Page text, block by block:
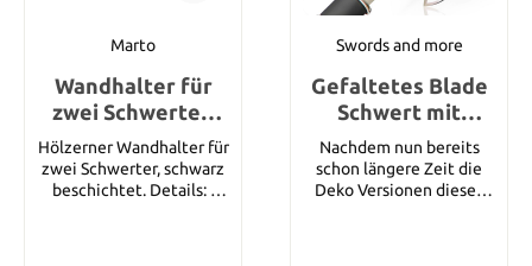
Gesamtlänge: 177 cm
Edelstahl
Marto
Wandhalter für
zwei Schwerter,
hochglanz
Hölzerner Wandhalter für
zwei Schwerter, schwarz
beschichtet. Details: -
Swords and more
Gefaltetes Blade
Schwert mit
Scheide -
handgeschmiedet
Nachdem nun bereits
schon längere Zeit die
Deko Versionen dieses